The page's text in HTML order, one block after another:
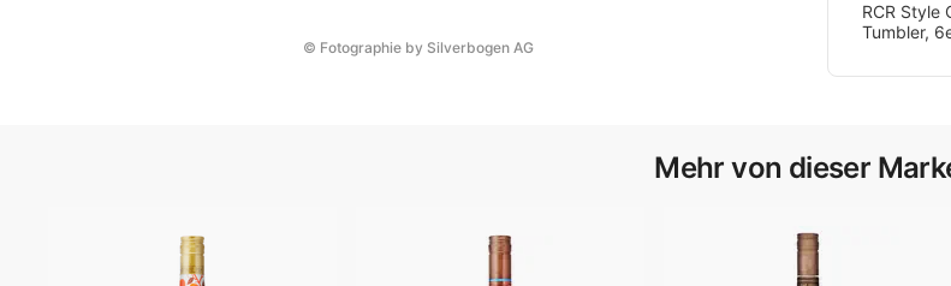
© Fotographie by Silverbogen AG
RCR Style
Tumbler,
Mehr von dieser